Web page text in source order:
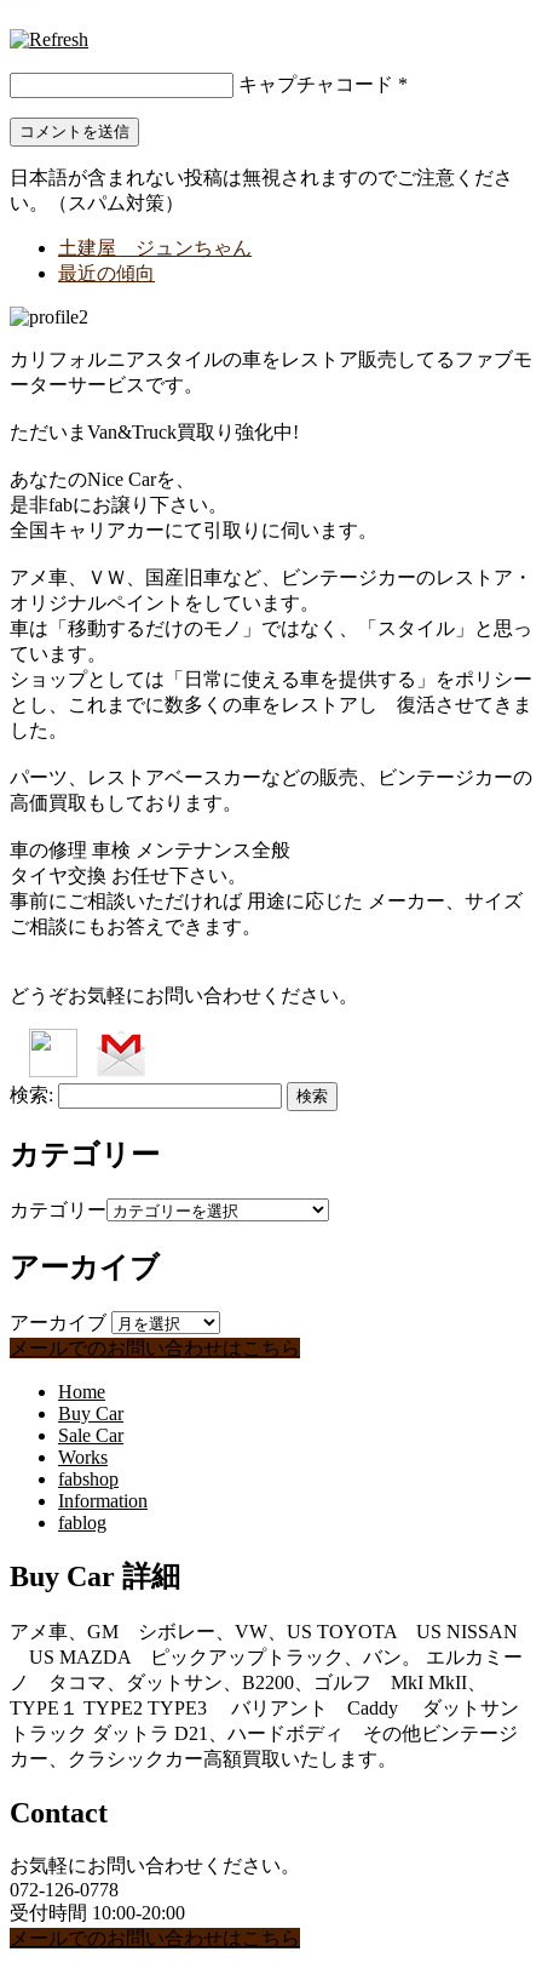
キャプチャコード *
日本語が含まれない投稿は無視されますのでご注意くださ
い。（スパム対策）
土建屋 ジュンちゃん
最近の傾向
カリフォルニアスタイルの車をレストア販売してるファブモ
ーターサービスです。
ただいまVan&Truck買取り強化中!
あなたのNice Carを、
是非fabにお譲り下さい。
全国キャリアカーにて引取りに伺います。
アメ車、ＶＷ、国産旧車など、ビンテージカーのレストア・
オリジナルペイントをしています。
車は「移動するだけのモノ」ではなく、「スタイル」と思っ
ています。
ショップとしては「日常に使える車を提供する」をポリシー
とし、これまでに数多くの車をレストアし 復活させてきま
した。
パーツ、レストアベースカーなどの販売、ビンテージカーの
高価買取もしております。
車の修理 車検 メンテナンス全般
タイヤ交換 お任せ下さい。
事前にご相談いただければ 用途に応じた メーカー、サイズ
ご相談にもお答えできます。
どうぞお気軽にお問い合わせください。
検索:
カテゴリー
カテゴリー
アーカイブ
アーカイブ
メールでのお問い合わせはこちら
Home
Buy Car
Sale Car
Works
fabshop
Information
fablog
Buy Car 詳細
アメ車、GM シボレー、VW、US TOYOTA US NISSAN
US MAZDA ピックアップトラック、バン。 エルカミー
ノ タコマ、ダットサン、B2200、ゴルフ MkI MkII、
TYPE１ TYPE2 TYPE3 バリアント Caddy ダットサン
トラック ダットラ D21、ハードボディ その他ビンテージ
カー、クラシックカー高額買取いたします。
Contact
お気軽にお問い合わせください。
072-126-0778
受付時間 10:00-20:00
メールでのお問い合わせはこちら